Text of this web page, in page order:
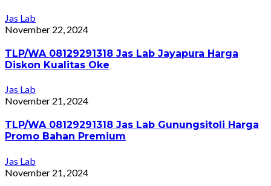
Jas Lab
November 22, 2024
TLP/WA 08129291318 Jas Lab Jayapura Harga
Diskon Kualitas Oke
Jas Lab
November 21, 2024
TLP/WA 08129291318 Jas Lab Gunungsitoli Harga
Promo Bahan Premium
Jas Lab
November 21, 2024